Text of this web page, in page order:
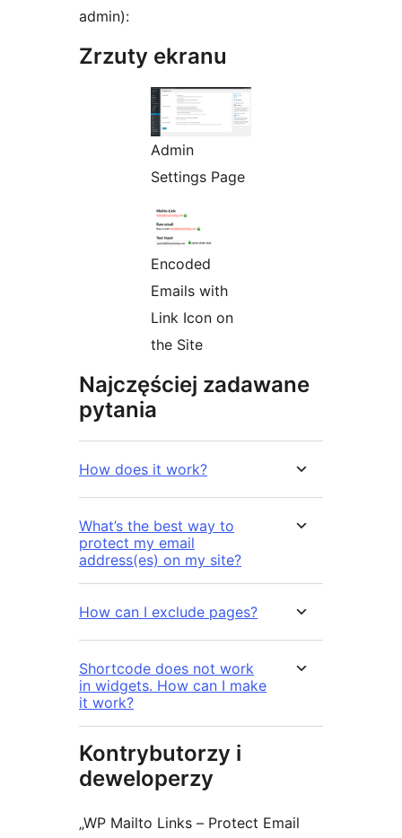
admin):
Zrzuty ekranu
Admin
Settings Page
Encoded
Emails with
Link Icon on
the Site
Najczęściej zadawane
pytania
How does it work?
What’s the best way to
protect my email
address(es) on my site?
How can I exclude pages?
Shortcode does not work
in widgets. How can I make
it work?
Kontrybutorzy i
deweloperzy
„WP Mailto Links – Protect Email